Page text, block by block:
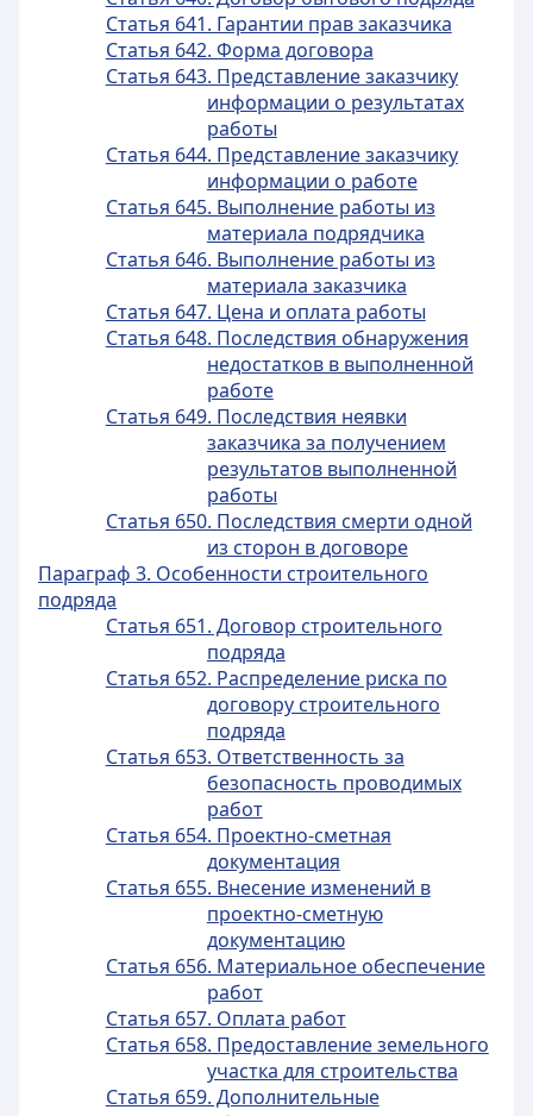
Статья 641. Гарантии прав заказчика
Статья 642. Форма договора
Статья 643. Представление заказчику
информации о результатах
работы
Статья 644. Представление заказчику
информации о работе
Статья 645. Выполнение работы из
материала подрядчика
Статья 646. Выполнение работы из
материала заказчика
Статья 647. Цена и оплата работы
Статья 648. Последствия обнаружения
недостатков в выполненной
работе
Статья 649. Последствия неявки
заказчика за получением
результатов выполненной
работы
Статья 650. Последствия смерти одной
из сторон в договоре
Параграф 3. Особенности строительного
подряда
Статья 651. Договор строительного
подряда
Статья 652. Распределение риска по
договору строительного
подряда
Статья 653. Ответственность за
безопасность проводимых
работ
Статья 654. Проектно-сметная
документация
Статья 655. Внесение изменений в
проектно-сметную
документацию
Статья 656. Материальное обеспечение
работ
Статья 657. Оплата работ
Статья 658. Предоставление земельного
участка для строительства
Статья 659. Дополнительные